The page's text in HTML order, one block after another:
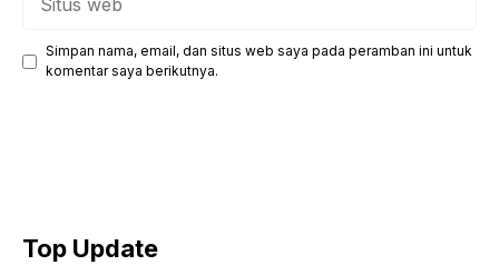
Simpan nama, email, dan situs web saya pada peramban ini untuk
komentar saya berikutnya.
Top Update